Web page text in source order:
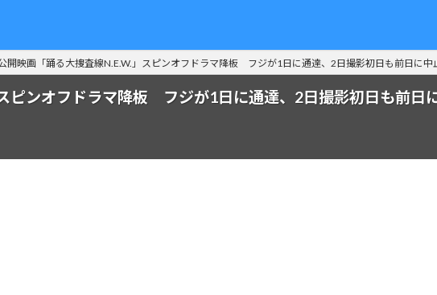
映画「踊る大捜査線N.E.W.」スピンオフドラマ降板 フジが1日に通達、2日撮影初日も前日に中
ンオフドラマ降板 フジが1日に通達、2日撮影初日も前日